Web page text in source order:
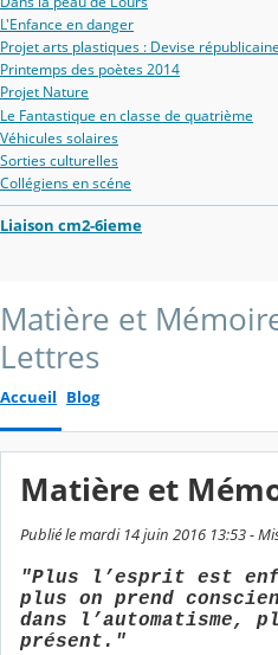
L'Enfance en danger
Projet arts plastiques : Devise républicaine
Printemps des poètes 2014
Projet Nature
Le Fantastique en classe de quatrième
Véhicules solaires
Sorties culturelles
Collégiens en scéne
Liaison cm2-6ieme
Matière et
Lettres
Accueil Blog
Matière et
Publié le mardi 14 juin 2016 13:53 -
"Plus l’esprit est
plus on prend
dans l’automatisme,
présent."